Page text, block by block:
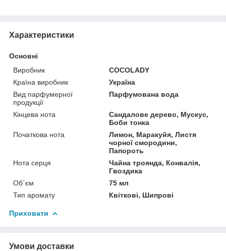
Характеристики
Основні
Виробник
COCOLADY
Країна виробник
Україна
Вид парфумерної
продукції
Парфумована вода
Кінцева нота
Сандалове дерево, Мускус,
Боби тонка
Початкова нота
Лимон, Маракуйя, Листя
чорної смородини,
Папороть
Нота серця
Чайна троянда, Конвалія,
Гвоздика
Об`єм
75 мл
Тип аромату
Квіткові, Шипрові
Приховати
Умови доставки